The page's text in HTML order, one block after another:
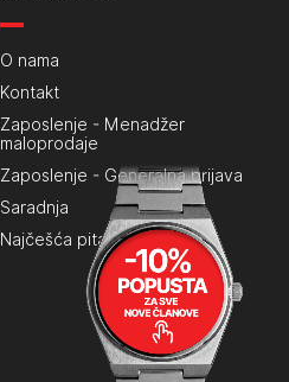
O nama
Kontakt
Zaposlenje - Menadžer
maloprodaje
Zaposlenje - Generalna prijava
Saradnja
Najčešća pitanja